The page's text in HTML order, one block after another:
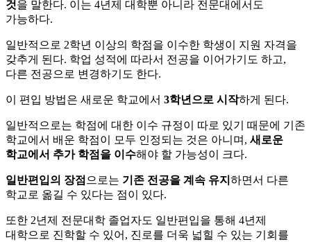
것을 말한다. 이는 4년제 대학뿐 아니라 전문대에서도
가능하다.
일반적으로 2학년 이상의 학점을 이수한 학생이 지원 자격을
갖추게 된다. 학업 성적에 따라서 전공을 이어가기도 하고,
다른 전공으로 변경하기도 한다.
이 편입 방법은 새로운 학교에서 3학년으로 시작하게 된다.
일반적으로는 학점에 대한 이수 규정이 따로 있기 때문에 기존
학교에서 배운 학점이 모두 인정되는 것은 아니며, 새로운
학교에서 추가 학점을 이수해야 할 가능성이 크다.
일반편입의 장점 으로는 기존 전공을 계속 유지 하면서 다른
학교로 옮길 수 있다는 점이 있다.
또한 2년제 전문대학 졸업자도 일반편입을 통해 4년제
대학으로 진학할 수 있어, 진로를 더욱 넓힐 수 있는 기회를